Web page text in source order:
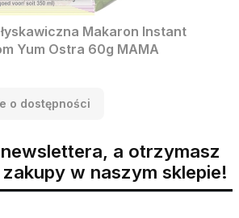
Makaron Instant
Yum Ostra 60g MAMA
o dostępności
a otrzymasz
w naszym sklepie!